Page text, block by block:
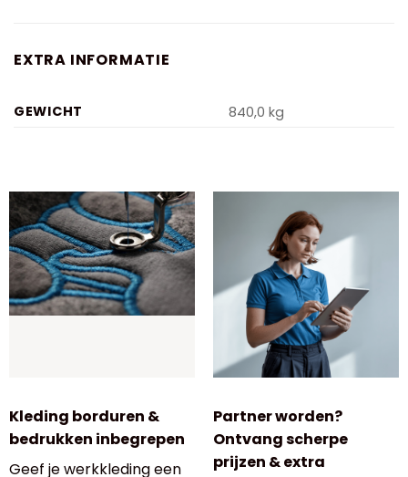
EXTRA INFORMATIE
GEWICHT 840,0 kg
Kleding borduren &
bedrukken inbegrepen
Geef je werkkleding een
Partner worden?
Ontvang scherpe
prijzen & extra